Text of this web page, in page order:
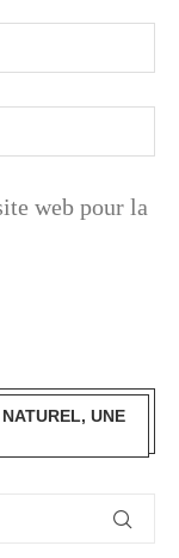
web pour la
UNE